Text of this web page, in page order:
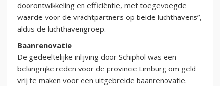
doorontwikkeling en efficiëntie, met toegevoegde
waarde voor de vrachtpartners op beide luchthavens”,
aldus de luchthavengroep.
Baanrenovatie
De gedeeltelijke inlijving door Schiphol was een
belangrijke reden voor de provincie Limburg om geld
vrij te maken voor een uitgebreide baanrenovatie.